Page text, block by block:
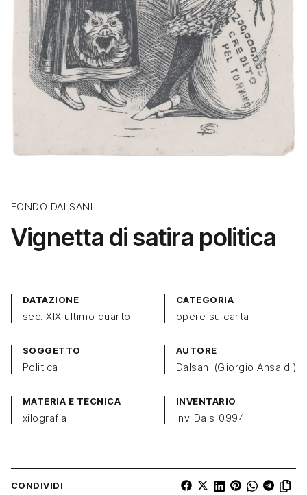
FONDO DALSANI
Vignetta di satira politica
DATAZIONE
sec. XIX ultimo quarto
CATEGORIA
opere su carta
SOGGETTO
Politica
AUTORE
Dalsani (Giorgio Ansaldi)
MATERIA E TECNICA
xilografia
INVENTARIO
Inv_Dals_0994
CONDIVIDI